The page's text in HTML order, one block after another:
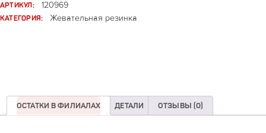
АРТИКУЛ:
120969
КАТЕГОРИЯ:
Жевательная резинка
ОСТАТКИ В ФИЛИАЛАХ ДЕТАЛИ ОТЗЫВЫ (0)